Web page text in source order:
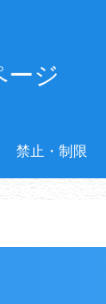
ージ
禁止・制限